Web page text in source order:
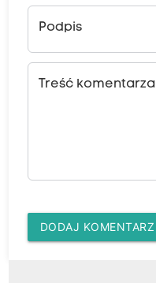
Podpis
Treść komentarza
DODAJ KOMENTARZ